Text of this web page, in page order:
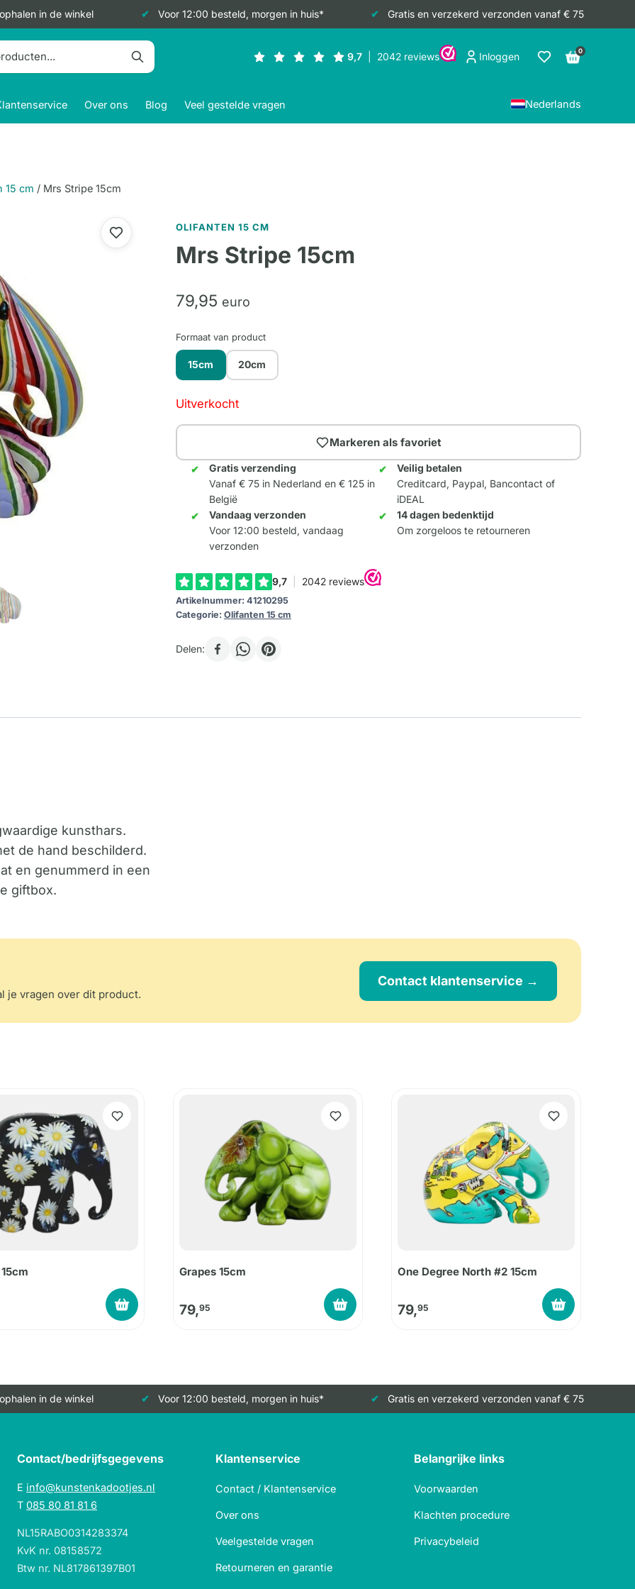
in de winkel Voor 12:00 besteld, morgen in huis* Gratis en verzekerd verzonden vanaf € 75
Inloggen 0
Over ons Blog Veel gestelde vragen Nederlands
15 cm / Mrs Stripe 15cm
OLIFANTEN 15 CM
Mrs Stripe 15cm
79,95 euro
Formaat van product
15cm 20cm
Uitverkocht
Markeren als favoriet
Gratis verzending
Vanaf € 75 in Nederland en € 125 in
België
Veilig betalen
Creditcard, Paypal, Bancontact of
iDEAL
Vandaag verzonden
Voor 12:00 besteld, vandaag
verzonden
14 dagen bedenktijd
Om zorgeloos te retourneren
Artikelnummer: 41210295
Categorie: Olifanten 15 cm
Delen:
kunsthars.
de hand beschilderd.
en genummerd in een
giftbox.
je vragen over dit product.
Contact klantenservice →
Grapes 15cm
79,95
One Degree North #2 15cm
79,95
in de winkel Voor 12:00 besteld, morgen in huis* Gratis en verzekerd verzonden vanaf € 75
Contact/bedrijfsgegevens
E info@kunstenkadootjes.nl
T 085 80 81 81 6
NL15RABO0314283374
KvK nr. 08158572
Btw nr. NL817861397B01
Klantenservice
Contact / Klantenservice
Over ons
Veelgestelde vragen
Retourneren en garantie
Belangrijke links
Voorwaarden
Klachten procedure
Privacybeleid